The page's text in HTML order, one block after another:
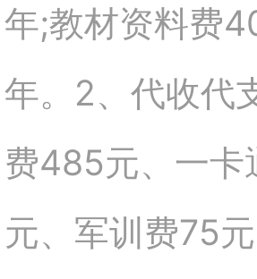
年;教材资料费
年。2、代收代
费485元、一卡
元、军训费75